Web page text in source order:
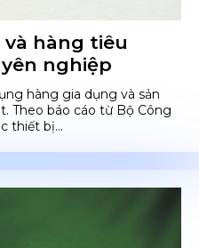
và hàng tiêu
nghiệp
hàng gia dụng và sản
Theo báo cáo từ Bộ Công
thiết bị...